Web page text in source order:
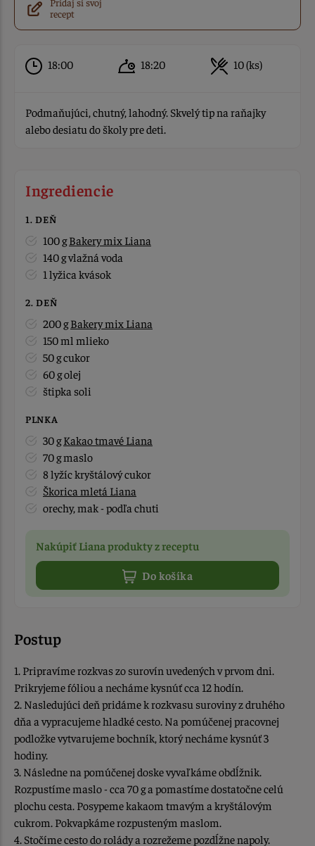
recept
18:00 18:20 10 (ks)
Podmaňujúci, chutný, lahodný. Skvelý tip na raňajky
alebo desiatu do školy pre deti.
Ingrediencie
1. DEŇ
100 gBakery mix Liana
140 g vlažná voda
1 lyžica kvások
2. DEŇ
200 gBakery mix Liana
150 ml mlieko
50 g cukor
60 g olej
štipka soli
PLNKA
30 gKakao tmavé Liana
70 g maslo
8 lyžíc kryštálový cukor
Škorica mletá Liana
orechy, mak - podľa chuti
Nakúpiť Liana produkty z receptu
Do košíka
Postup
1. Pripravíme rozkvas zo surovín uvedených v prvom dni.
Prikryjeme fóliou a necháme kysnúť cca 12 hodín.
2. Nasledujúci deň pridáme k rozkvasu suroviny z druhého
dňa a vypracujeme hladké cesto. Na pomúčenej pracovnej
podložke vytvarujeme bochník, ktorý necháme kysnúť 3
hodiny.
3. Následne na pomúčenej doske vyvaľkáme obdĺžnik.
Rozpustíme maslo - cca 70 g a pomastíme dostatočne celú
plochu cesta. Posypeme kakaom tmavým a kryštálovým
cukrom. Pokvapkáme rozpusteným maslom.
4. Stočíme cesto do rolády a rozrežeme pozdĺžne napoly.